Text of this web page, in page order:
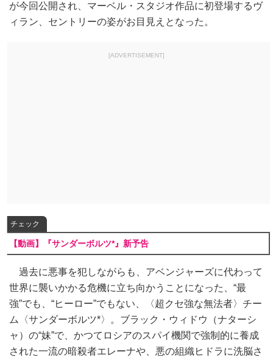
が今回公開され、マーベル・スタジオ作品に初登場するヴ
ィラン、セントリーの姿がお目見えとなった。
[ADVERTISEMENT]
チェック
【動画】『サンダーボルツ*』新予告
過去に悪事を犯しながらも、アベンジャーズに代わって
世界に襲いかかる危機に立ち向かうことになった、“最
強”でも、“ヒーロー”でもない、〈超クセ強な無法者〉チー
ム〈サンダーボルツ*〉。ブラック・ウィドウ（ナターシ
ャ）の“妹”で、かつてロシアのスパイ機関で強制的に養成
された一流の暗殺者エレーナや、悪の組織ヒドラに洗脳さ